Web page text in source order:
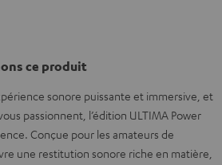
ce produit
sonore puissante et immersive, et
passionnent, l’édition ULTIMA Power
Conçue pour les amateurs de
une restitution sonore riche en matière,